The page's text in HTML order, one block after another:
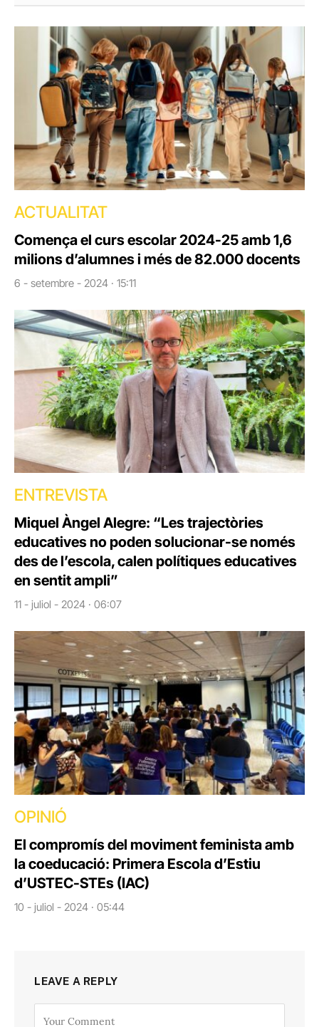
ACTUALITAT
Comença el curs escolar 2024-25 amb 1,6
milions d’alumnes i més de 82.000 docents
6 - setembre - 2024 · 15:11
ENTREVISTA
Miquel Àngel Alegre: “Les trajectòries
educatives no poden solucionar-se només
des de l’escola, calen polítiques educatives
en sentit ampli”
11 - juliol - 2024 · 06:07
OPINIÓ
El compromís del moviment feminista amb
la coeducació: Primera Escola d’Estiu
d’USTEC-STEs (IAC)
10 - juliol - 2024 · 05:44
LEAVE A REPLY